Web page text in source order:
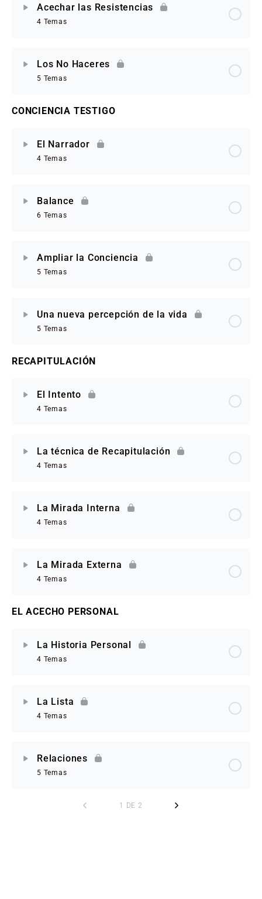
Acechar las Resistencias
4 Temas
Los No Haceres
5 Temas
CONCIENCIA TESTIGO
El Narrador
4 Temas
Balance
6 Temas
Ampliar la Conciencia
5 Temas
Una nueva percepción de la vida
5 Temas
RECAPITULACIÓN
El Intento
4 Temas
La técnica de Recapitulación
4 Temas
La Mirada Interna
4 Temas
La Mirada Externa
4 Temas
EL ACECHO PERSONAL
La Historia Personal
4 Temas
La Lista
4 Temas
Relaciones
5 Temas
1 DE 2